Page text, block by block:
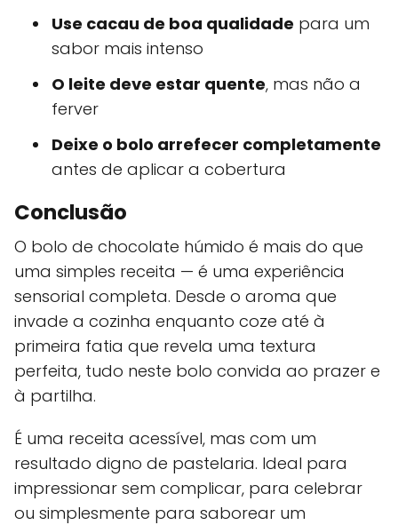
Use cacau de boa qualidade para um
sabor mais intenso
O leite deve estar quente, mas não a
ferver
Deixe o bolo arrefecer completamente
antes de aplicar a cobertura
Conclusão
O bolo de chocolate húmido é mais do que
uma simples receita — é uma experiência
sensorial completa. Desde o aroma que
invade a cozinha enquanto coze até à
primeira fatia que revela uma textura
perfeita, tudo neste bolo convida ao prazer e
à partilha.
É uma receita acessível, mas com um
resultado digno de pastelaria. Ideal para
impressionar sem complicar, para celebrar
ou simplesmente para saborear um